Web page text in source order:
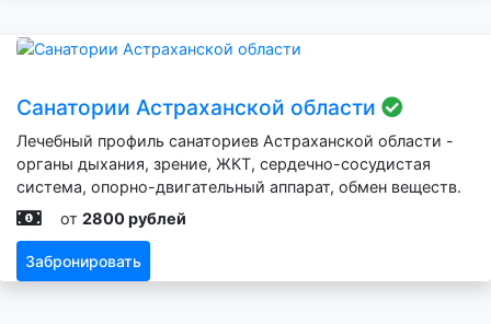
Санатории Астраханской области
Лечебный профиль санаториев Астраханской области -
органы дыхания, зрение, ЖКТ, сердечно-сосудистая
система, опорно-двигательный аппарат, обмен веществ.
от 2800 рублей
Забронировать